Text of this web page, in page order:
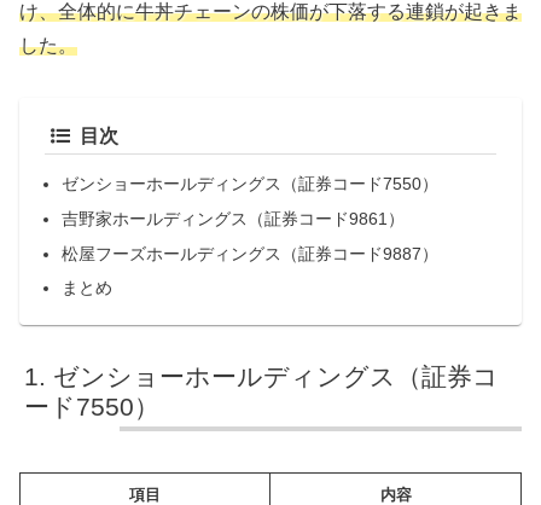
け、全体的に牛丼チェーンの株価が下落する連鎖が起きま
した。
目次
ゼンショーホールディングス（証券コード7550）
吉野家ホールディングス（証券コード9861）
松屋フーズホールディングス（証券コード9887）
まとめ
ゼンショーホールディングス（証券コ
ード7550）
項目 内容